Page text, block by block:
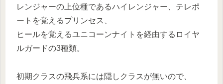
レンジャーの上位種であるハイレンジャー、テレポ
ートを覚えるプリンセス、
ヒールを覚えるユニコーンナイトを経由するロイヤ
ルガードの3種類。
初期クラスの飛兵系には隠しクラスが無いので、